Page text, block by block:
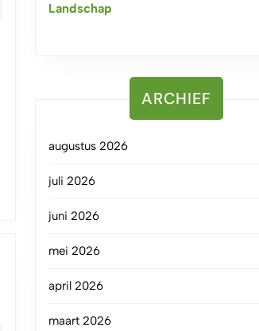
Landschap
ARCHIEF
augustus 2026
juli 2026
juni 2026
mei 2026
april 2026
maart 2026